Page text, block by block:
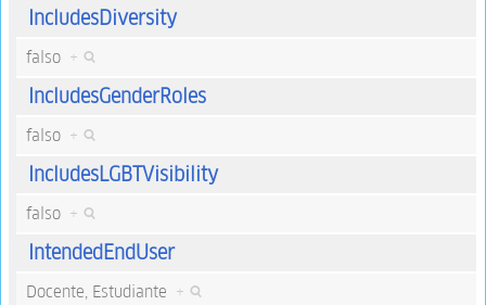
IncludesDiversity
falso +
IncludesGenderRoles
falso +
IncludesLGBTVisibility
falso +
IntendedEndUser
Docente, Estudiante +